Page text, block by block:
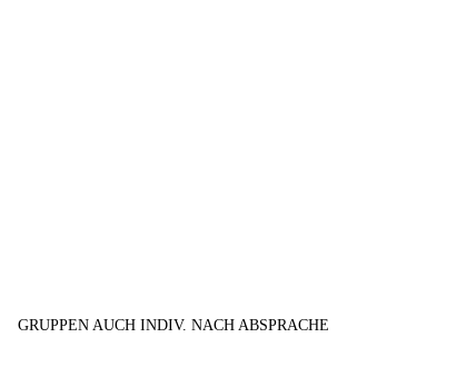
GRUPPEN AUCH INDIV. NACH ABSPRACHE